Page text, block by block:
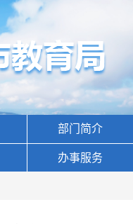
部门简介
办事服务